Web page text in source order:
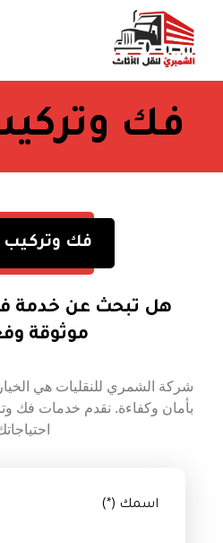
فك
فك وتركيب
هل تبحث عن خدمة
موثوقة
شركة الشمري للنقليات هي
بأمان وكفاءة. نقدم خدمات فك
اسمك (*)